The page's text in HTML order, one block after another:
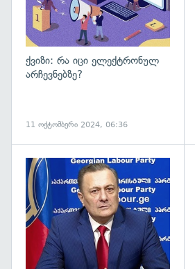
ქვიზი: რა იცი ელექტრონულ
არჩევნებზე?
11 ოქტომბერი 2024, 06:36